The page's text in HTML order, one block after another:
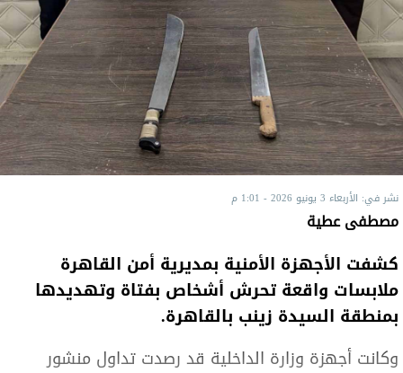
نشر في: الأربعاء 3 يونيو 2026 - 1:01 م
مصطفى عطية
كشفت الأجهزة الأمنية بمديرية أمن القاهرة
ملابسات واقعة تحرش أشخاص بفتاة وتهديدها
بمنطقة السيدة زينب بالقاهرة.
وكانت أجهزة وزارة الداخلية قد رصدت تداول منشور